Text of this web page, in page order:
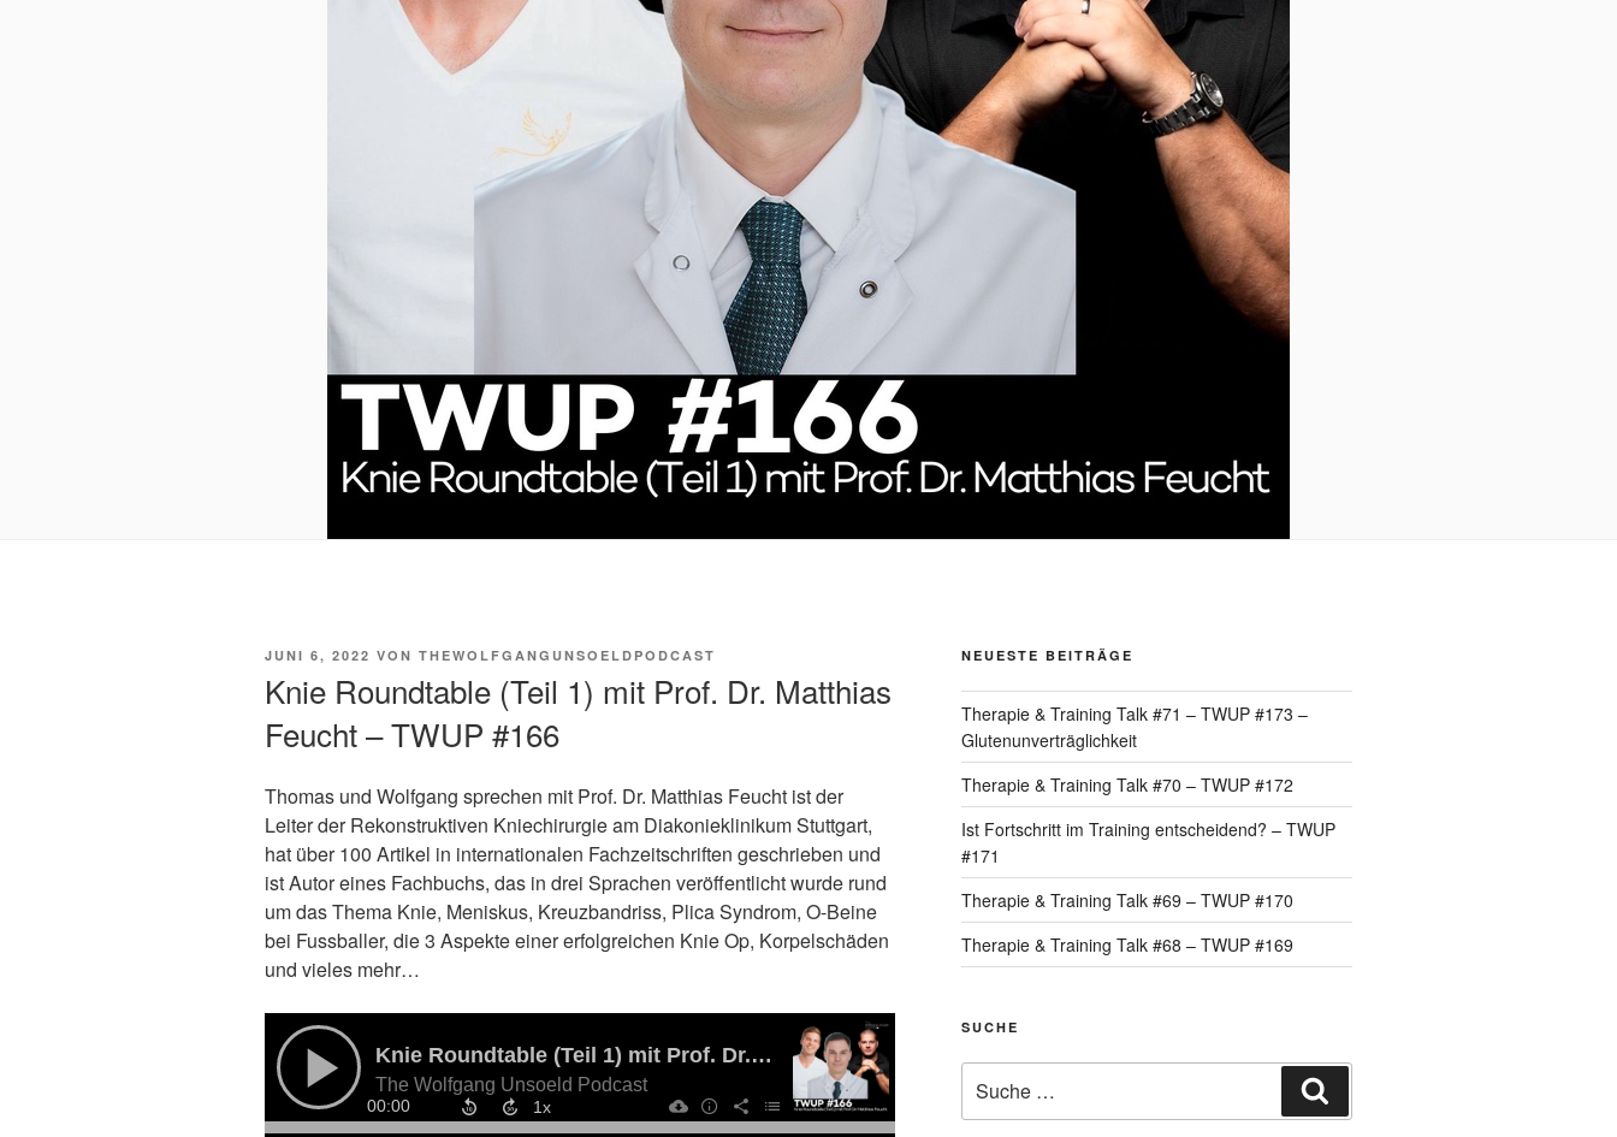
VERÖFFENTLICHT
JUNI 6, 2022 VON THEWOLFGANGUNSOELDPODCAST
Knie Roundtable (Teil 1) mit Prof. Dr. Matthias
Feucht – TWUP #166
Thomas und Wolfgang sprechen mit Prof. Dr. Matthias Feucht ist der
Leiter der Rekonstruktiven Kniechirurgie am Diakonieklinikum Stuttgart,
hat über 100 Artikel in internationalen Fachzeitschriften geschrieben und
ist Autor eines Fachbuchs, das in drei Sprachen veröffentlicht wurde rund
um das Thema Knie, Meniskus, Kreuzbandriss, Plica Syndrom, O-Beine
bei Fussballer, die 3 Aspekte einer erfolgreichen Knie Op, Korpelschäden
und vieles mehr…
NEUESTE BEITRÄGE
Therapie & Training Talk #71 – TWUP #173 –
Glutenunverträglichkeit
Therapie & Training Talk #70 – TWUP #172
Ist Fortschritt im Training entscheidend? – TWUP
#171
Therapie & Training Talk #69 – TWUP #170
Therapie & Training Talk #68 – TWUP #169
SUCHE
nach: